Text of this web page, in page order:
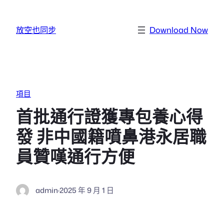
放空也同步 Download Now
項目
首批通行證獲專包養心得
發 非中國籍噴鼻港永居職
員贊嘆通行方便
admin·2025 年 9 月 1 日